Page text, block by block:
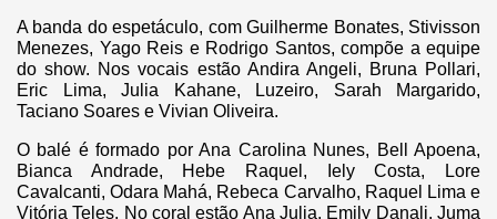
A banda do espetáculo, com Guilherme Bonates, Stivisson
Menezes, Yago Reis e Rodrigo Santos, compõe a equipe
do show. Nos vocais estão Andira Angeli, Bruna Pollari,
Eric Lima, Julia Kahane, Luzeiro, Sarah Margarido,
Taciano Soares e Vivian Oliveira.
O balé é formado por Ana Carolina Nunes, Bell Apoena,
Bianca Andrade, Hebe Raquel, Iely Costa, Lore
Cavalcanti, Odara Mahá, Rebeca Carvalho, Raquel Lima e
Vitória Teles. No coral estão Ana Julia, Emily Danali, Juma